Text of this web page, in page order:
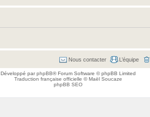
L’équipe
Nous contacter
Développé parphpBB® Forum Software © phpBB Limited
Traduction française officielle ©Maël Soucaze
phpBB SEO